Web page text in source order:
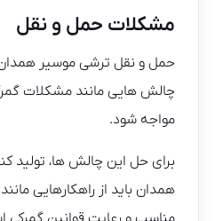
مشکلات حمل و نقل
حمل و نقل ترشی موسیر همدان
چالش هایی مانند مشکلات
مواجه شود.
برای حل این چالش ها، تولید
همدان باید از راهکارهایی